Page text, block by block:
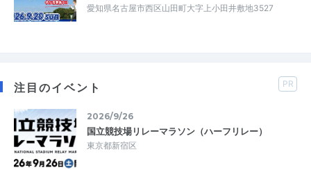
愛知県名古屋市西区山田町大字上小田井敷地3527
注目のイベント PR
2026/9/26
国立競技場リレーマラソン（ハーフリレー）
東京都新宿区